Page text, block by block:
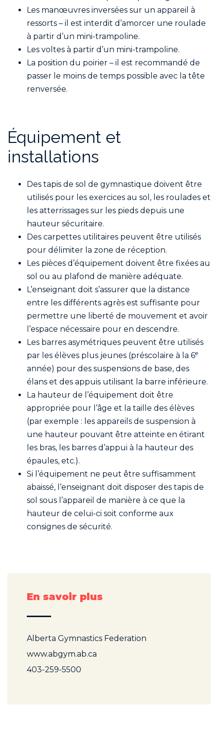
Les manœuvres inversées sur un appareil à
ressorts – il est interdit d’amorcer une roulade
à partir d’un mini-trampoline.
Les voltes à partir d’un mini-trampoline.
La position du poirier – il est recommandé de
passer le moins de temps possible avec la tête
renversée.
Équipement et
installations
Des tapis de sol de gymnastique doivent être
utilisés pour les exercices au sol, les roulades et
les atterrissages sur les pieds depuis une
hauteur sécuritaire.
Des carpettes utilitaires peuvent être utilisés
pour délimiter la zone de réception.
Les pièces d’équipement doivent être fixées au
sol ou au plafond de manière adéquate.
L’enseignant doit s’assurer que la distance
entre les différents agrès est suffisante pour
permettre une liberté de mouvement et avoir
l’espace nécessaire pour en descendre.
Les barres asymétriques peuvent être utilisés
par les élèves plus jeunes (préscolaire à la 6e
année) pour des suspensions de base, des
élans et des appuis utilisant la barre inférieure.
La hauteur de l’équipement doit être
appropriée pour l’âge et la taille des élèves
(par exemple : les appareils de suspension à
une hauteur pouvant être atteinte en étirant
les bras, les barres d’appui à la hauteur des
épaules, etc.).
Si l’équipement ne peut être suffisamment
abaissé, l’enseignant doit disposer des tapis de
sol sous l’appareil de manière à ce que la
hauteur de celui-ci soit conforme aux
consignes de sécurité.
En savoir plus
Alberta Gymnastics Federation
www.abgym.ab.ca
403-259-5500